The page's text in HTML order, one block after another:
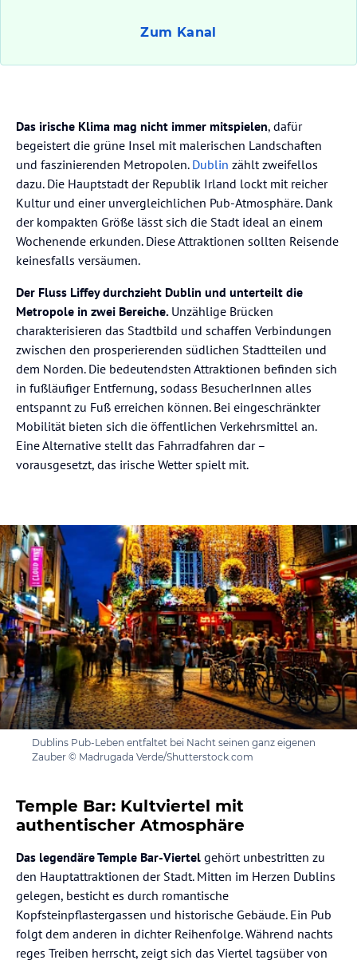
Zum Kanal
Das irische Klima mag nicht immer mitspielen, dafür
begeistert die grüne Insel mit malerischen Landschaften
und faszinierenden Metropolen. Dublin zählt zweifellos
dazu. Die Hauptstadt der Republik Irland lockt mit reicher
Kultur und einer unvergleichlichen Pub-Atmosphäre. Dank
der kompakten Größe lässt sich die Stadt ideal an einem
Wochenende erkunden. Diese Attraktionen sollten Reisende
keinesfalls versäumen.
Der Fluss Liffey durchzieht Dublin und unterteilt die
Metropole in zwei Bereiche. Unzählige Brücken
charakterisieren das Stadtbild und schaffen Verbindungen
zwischen den prosperierenden südlichen Stadtteilen und
dem Norden. Die bedeutendsten Attraktionen befinden sich
in fußläufiger Entfernung, sodass BesucherInnen alles
entspannt zu Fuß erreichen können. Bei eingeschränkter
Mobilität bieten sich die öffentlichen Verkehrsmittel an.
Eine Alternative stellt das Fahrradfahren dar –
vorausgesetzt, das irische Wetter spielt mit.
Dublins Pub-Leben entfaltet bei Nacht seinen ganz eigenen
Zauber © Madrugada Verde/Shutterstock.com
Temple Bar: Kultviertel mit
authentischer Atmosphäre
Das legendäre Temple Bar-Viertel gehört unbestritten zu
den Hauptattraktionen der Stadt. Mitten im Herzen Dublins
gelegen, besticht es durch romantische
Kopfsteinpflastergassen und historische Gebäude. Ein Pub
folgt dem anderen in dichter Reihenfolge. Während nachts
reges Treiben herrscht, zeigt sich das Viertel tagsüber von